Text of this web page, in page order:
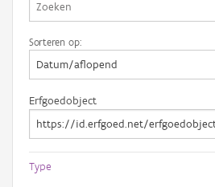
Sorteren op:
Erfgoedobject
Type